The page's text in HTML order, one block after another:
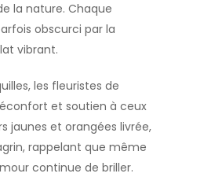
la nature. Chaque
obscurci par la
vibrant.
les fleuristes de
et soutien à ceux
jaunes et orangées livrée,
rappelant que même
continue de briller.